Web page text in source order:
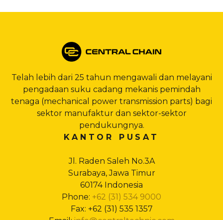
Telah lebih dari 25 tahun mengawali dan melayani
pengadaan suku cadang mekanis pemindah
tenaga (mechanical power transmission parts) bagi
sektor manufaktur dan sektor-sektor
pendukungnya.
KANTOR PUSAT
Jl. Raden Saleh No.3A
Surabaya, Jawa Timur
60174 Indonesia
Phone: +62 (31) 534 9000
Fax: +62 (31) 535 1357